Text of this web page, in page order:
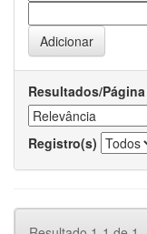
Resultados/Página
Registro(s)